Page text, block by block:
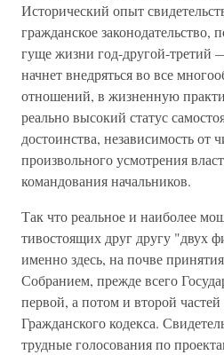
Исторический опыт
гражданское законо­дательство,
гуще жизни год-другой-третий
начнет внедряться во все
отношений, в жизненную
реально высокий статус
достоинства, независимость от
произвольного усмотрения
командования начальников.
Так что реальное и наиболее
тивостоящих друг другу "двух
имен­но здесь, на почве
Собранием, прежде всего
первой, а потом и второй частей
Гражданского кодекса.
трудные голосования по